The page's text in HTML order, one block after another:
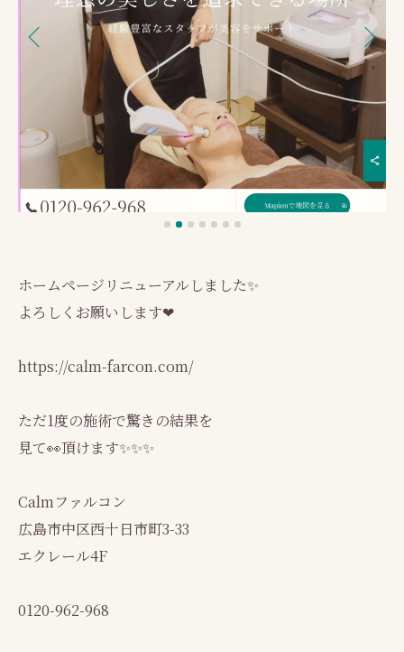
ホームページリニューアルしました✨
よろしくお願いします❤
https://calm-farcon.com/
ただ1度の施術で驚きの結果を
見て👀頂けます✨✨✨
Calmファルコン
広島市中区西十日市町3-33
エクレール4F
0120-962-968